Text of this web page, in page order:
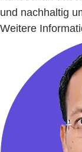
und nachhaltig
Weitere